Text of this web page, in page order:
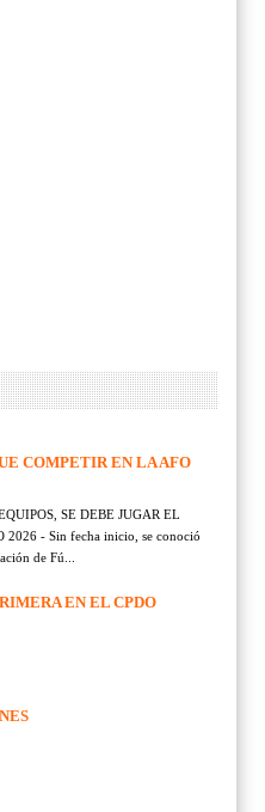
COMPETIR EN LA AFO
SE DEBE JUGAR EL
2026 - Sin fecha inicio, se conoció
de Fú...
EN EL CPDO